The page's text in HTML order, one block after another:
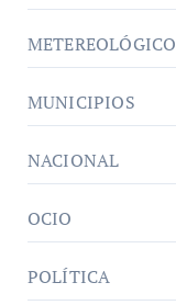
METEREOLÓGICO
MUNICIPIOS
NACIONAL
OCIO
POLÍTICA